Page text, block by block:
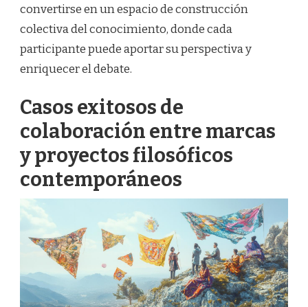
convertirse en un espacio de construcción
colectiva del conocimiento, donde cada
participante puede aportar su perspectiva y
enriquecer el debate.
Casos exitosos de
colaboración entre marcas
y proyectos filosóficos
contemporáneos